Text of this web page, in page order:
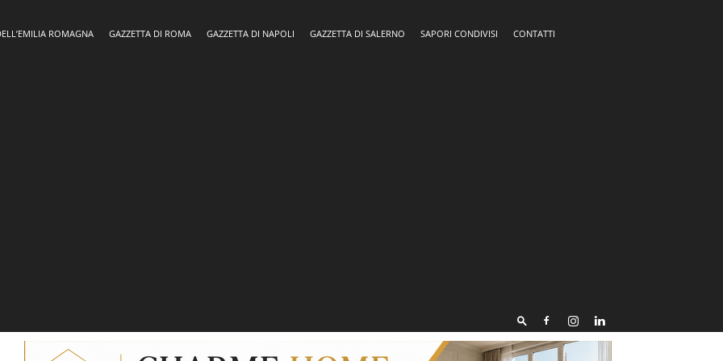
ROMAGNA GAZZETTA DI ROMA GAZZETTA DI NAPOLI GAZZETTA DI SALERNO SAPORI CONDIVISI CONTATTI